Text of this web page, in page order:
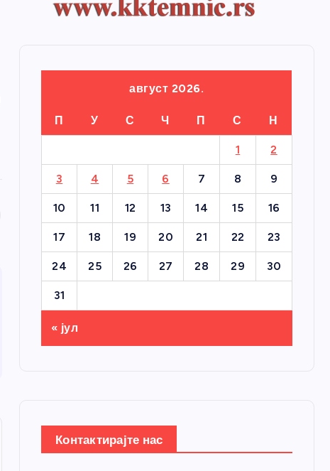
август 2026.
П У С Ч П С Н
1 2
3 4 5 6 7 8 9
10 11 12 13 14 15 16
17 18 19 20 21 22 23
24 25 26 27 28 29 30
31
« јул
Контактирајте нас